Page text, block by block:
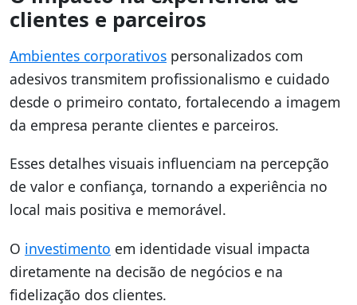
clientes e parceiros
Ambientes corporativos personalizados com
adesivos transmitem profissionalismo e cuidado
desde o primeiro contato, fortalecendo a imagem
da empresa perante clientes e parceiros.
Esses detalhes visuais influenciam na percepção
de valor e confiança, tornando a experiência no
local mais positiva e memorável.
O investimento em identidade visual impacta
diretamente na decisão de negócios e na
fidelização dos clientes.